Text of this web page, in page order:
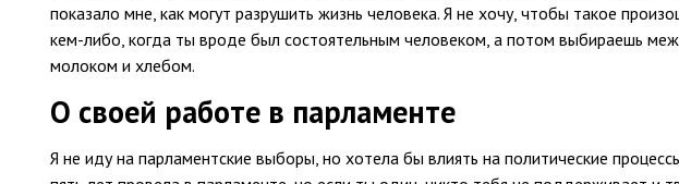
показало мне, как могут разрушить жизнь человека. Я не хочу, чтобы такое
кем-либо, когда ты вроде был состоятельным человеком, а потом выбираешь
молоком и хлебом.
О своей работе в парламенте
Я не иду на парламентские выборы, но хотела бы влиять на политические